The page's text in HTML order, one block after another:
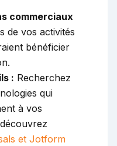
commerciaux
de vos activités
bénéficier
: Recherchez
qui
à vos
et Jotform